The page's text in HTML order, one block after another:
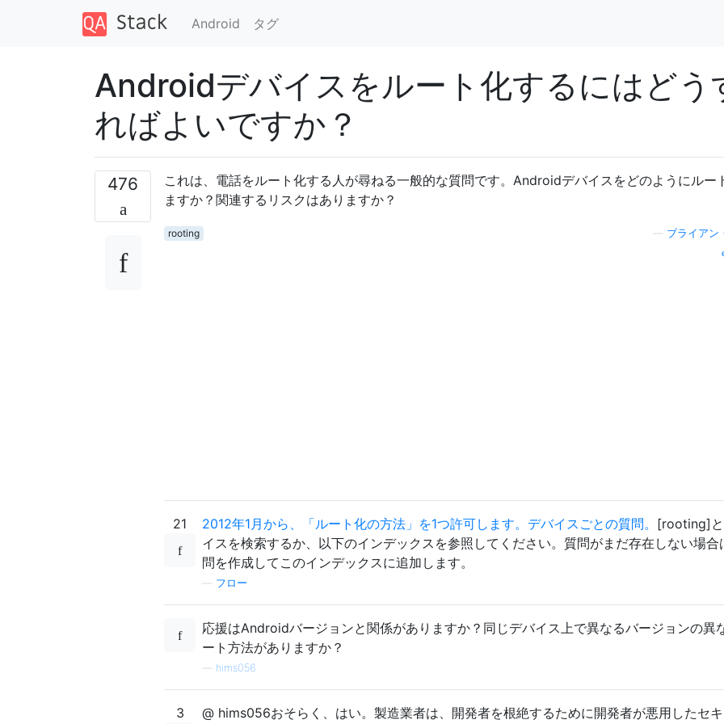
Android タグ
Androidデバイスをルート化するにはどう
ればよいですか？
476
これは、電話をルート化する人が尋ねる一般的な質問です。Androidデバイスをどのようにルー
ますか？関連するリスクはありますか？
rooting
ブライアン
21 2012年1月から、「ルート化の方法」を1つ許可します。デバイスごとの質問。 [rooting]
イスを検索するか、以下のインデックスを参照してください。質問がまだ存在しない場合
問を作成してこのインデックスに追加します。
フロー
応援はAndroidバージョンと関係がありますか？同じデバイス上で異なるバージョンの異
ート方法がありますか？
hims056
3
@ hims056おそらく、はい。製造業者は、開発者を根絶するために開発者が悪用したセキ